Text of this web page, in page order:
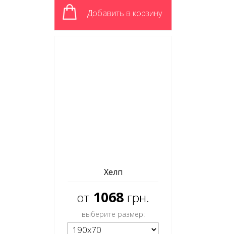
Добавить в корзину
Хелп
от 1068 грн.
выберите размер: